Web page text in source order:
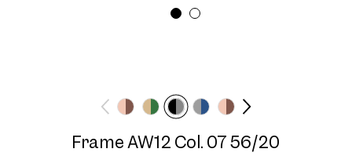
Frame AW12 Col. 07 56/20
Longueur des
Frame AW12 Col. 07 56/20